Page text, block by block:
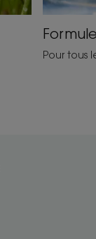
Pour tous